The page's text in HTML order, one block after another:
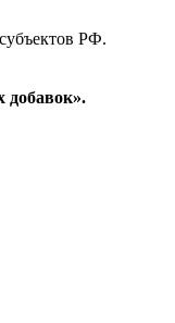
РФ.
добавок».